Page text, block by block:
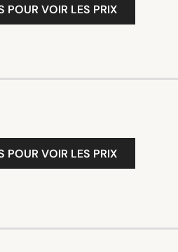
POUR VOIR LES PRIX
POUR VOIR LES PRIX